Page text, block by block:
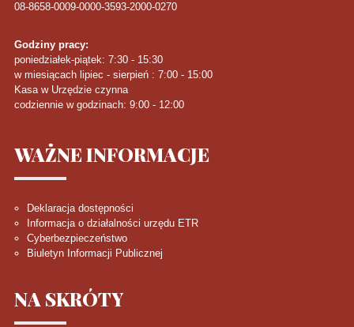
08-8658-0009-0000-3593-2000-0270
Godziny pracy:
poniedziałek-piątek: 7:30 - 15:30
w miesiącach lipiec - sierpień : 7:00 - 15:00
Kasa w Urzędzie czynna
codziennie w godzinach: 9:00 - 12:00
WAŻNEINFORMACJE
Deklaracja dostępności
Informacja o działalności urzędu ETR
Cyberbezpieczeństwo
Biuletyn Informacji Publicznej
NA SKRÓTY